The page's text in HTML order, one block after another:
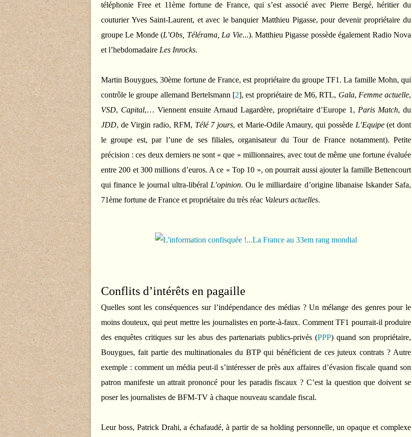
téléphonie Free et 11ème fortune de France, qui s’est associé avec Pierre Bergé, héritier du
couturier Yves Saint-Laurent, et avec le banquier Matthieu Pigasse, pour devenir propriétaire du
groupe Le Monde (L’Obs, Télérama, La Vie...). Matthieu Pigasse possède également Radio Nova
et l’hebdomadaire Les Inrocks.
Martin Bouygues, 30ème fortune de France, est propriétaire du groupe TF1. La famille Mohn, qui
contrôle le groupe allemand Bertelsmann [2], est propriétaire de M6, RTL, Gala, Femme actuelle,
VSD, Capital,… Viennent ensuite Arnaud Lagardère, propriétaire d’Europe 1, Paris Match, du
JDD, de Virgin radio, RFM, Télé 7 jours, et Marie-Odile Amaury, qui possède L’Equipe(et dont
le groupe est, par l’une de ses filiales, organisateur du Tour de France notamment). Petite
précision : ces deux derniers ne sont « que » millionnaires, avec tout de même une fortune évaluée
entre 200 et 300 millions d’euros. A ce « Top 10 », on pourrait aussi ajouter la famille Bettencourt
qui finance le journal ultra-libéral L’opinion. Ou le milliardaire d’origine libanaise Iskander Safa,
71ème fortune de France et propriétaire du très réac Valeurs actuelles.
Conflits d’intérêts en pagaille
Quelles sont les conséquences sur l’indépendance des médias ? Un mélange des genres pour le
moins douteux, qui peut mettre les journalistes en porte-à-faux. Comment TF1 pourrait-il produire
des enquêtes critiques sur les abus des partenariats publics-privés (PPP) quand son propriétaire,
Bouygues, fait partie des multinationales du BTP qui bénéficient de ces juteux contrats ? Autre
exemple : comment un média peut-il s’intéresser de près aux affaires d’évasion fiscale quand son
patron manifeste un attrait prononcé pour les paradis fiscaux ? C’est la question que doivent se
poser les journalistes de BFM-TV à chaque nouveau scandale fiscal.
Leur boss, Patrick Drahi, a échafaudé, à partir de sa holding personnelle, un opaque et complexe